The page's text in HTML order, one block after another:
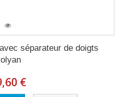
séparateur de doigts
€